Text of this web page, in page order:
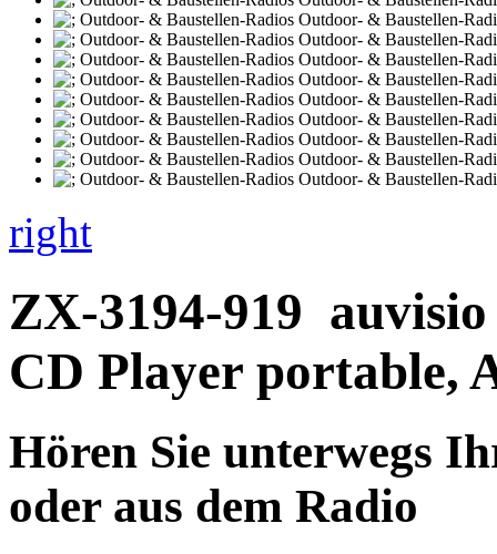
right
ZX-3194-919
CD Player portable,
Hören Sie unterwegs
oder aus dem Radio